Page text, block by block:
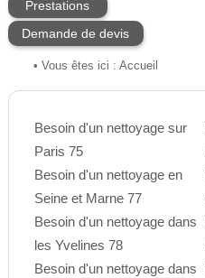
Prestations
Demande de devis
• Vous êtes ici : Accueil
Besoin d'un nettoyage sur
Paris 75
Besoin d'un nettoyage en
Seine et Marne 77
Besoin d'un nettoyage dans
les Yvelines 78
Besoin d'un nettoyage dans